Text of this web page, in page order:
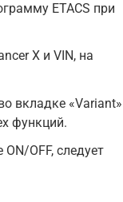
ETACS при
X и VIN, на
вкладке «Variant»
функций.
OFF, следует